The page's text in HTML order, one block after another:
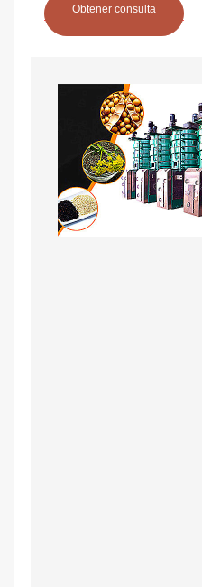
Obtener consulta